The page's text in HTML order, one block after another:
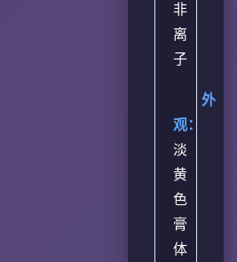
非
离
子
外
观：
淡
黄
色
膏
体